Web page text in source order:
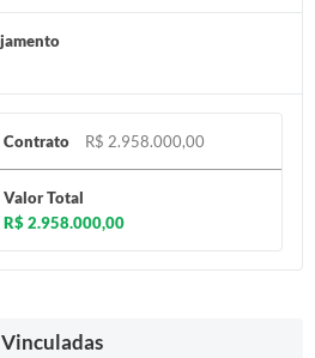
Contrato
R$ 2.958.000,00
Valor Total
R$ 2.958.000,00